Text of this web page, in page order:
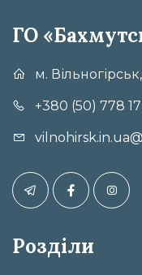
ГО
м.
+380 (50) 778
Розділи